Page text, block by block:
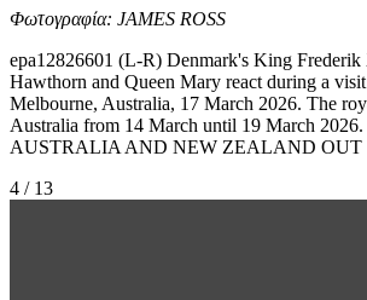
Φωτογραφία: JAMES ROSS
epa12826601 (L-R) Denmark's King
Hawthorn and Queen Mary react during a
Melbourne, Australia, 17 March 2026. The
Australia from 14 March until 19 March
AUSTRALIA AND NEW ZEALAND OUT
4 / 13